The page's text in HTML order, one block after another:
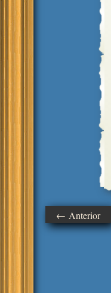
← Anterior